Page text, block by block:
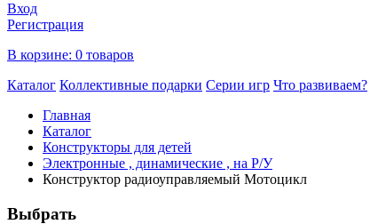
Вход
Регистрация
В корзине: 0 товаров
Каталог Коллективные подарки Серии игр Что развиваем?
Главная
Каталог
Конструкторы для детей
Электронные , динамические , на Р/У
Конструктор радиоуправляемый Мотоцикл
Выбрать